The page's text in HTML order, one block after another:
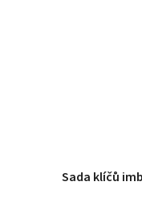
Sada klíčů